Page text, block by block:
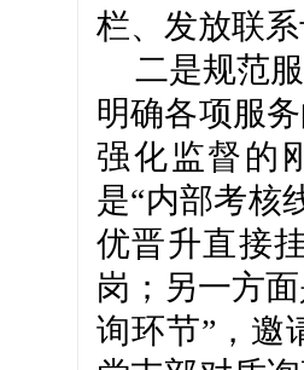
栏、发放联
二是规范
明确各项服
强化监督的
是“内部考核
优晋升直接
岗；另一方
询环节”，邀